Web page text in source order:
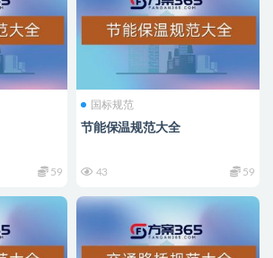
59
国标规范
节能保温规范大全
43 59